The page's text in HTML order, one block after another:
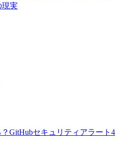
実
GitHubセキュリティアラート4